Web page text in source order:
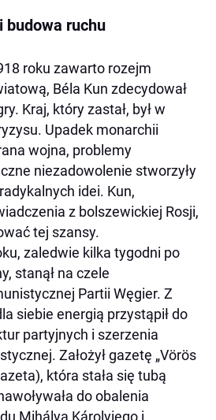
budowa ruchu
roku zawarto rozejm
Béla Kun zdecydował
Kraj, który zastał, był w
Upadek monarchii
wojna, problemy
niezadowolenie stworzyły
idei. Kun,
z bolszewickiej Rosji,
tej szansy.
zaledwie kilka tygodni po
stanął na czele
Partii Węgier. Z
siebie energią przystąpił do
partyjnych i szerzenia
Założył gazetę „Vörös
która stała się tubą
do obalenia
Mihálya Károlyiego i